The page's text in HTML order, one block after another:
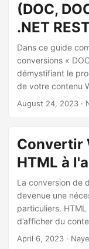
(DOC,
.NET
Dans ce guide
conversions «
démystifiant le
de votre contenu
Web. Que vous
en ligne ».
August 24, 2023 ·
Convertir
HTML à
La conversion de
devenue une
particuliers.
d’afficher du
les bons outils et
April 6, 2023 ·